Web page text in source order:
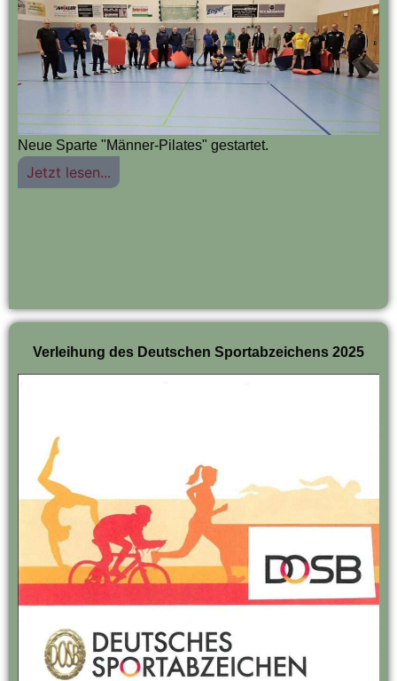
Neue Sparte "Männer-Pilates" gestartet.
Jetzt lesen...
Verleihung des Deutschen Sportabzeichens 2025